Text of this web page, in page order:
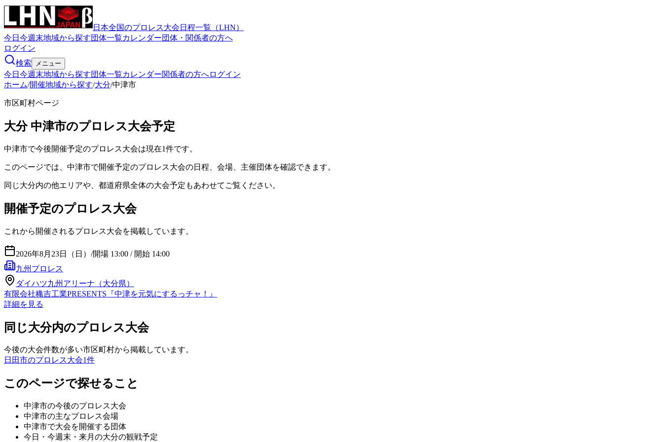
日本全国のプロレス大会日程一覧（LHN）
今日 今週末地域から探す団体一覧カレンダー団体・関係者の方へ
ログイン
検索
メニュー
今日 今週末地域から探す団体一覧カレンダー関係者の方へログイン
ホーム/開催地域から探す/大分/中津市
市区町村ページ
大分 中津市のプロレス大会予定
中津市で今後開催予定のプロレス大会は現在1件です。
このページでは、中津市で開催予定のプロレス大会の日程、会場、主催団体を確認できます。
同じ大分内の他エリアや、都道府県全体の大会予定もあわせてご覧ください。
開催予定のプロレス大会
これから開催されるプロレス大会を掲載しています。
2026年8月23日（日） /開場 13:00 / 開始 14:00
九州プロレス
ダイハツ九州アリーナ（大分県）
有限会社穐吉工業PRESENTS『中津を元気にするっチャ！』
詳細を見る
同じ大分内のプロレス大会
今後の大会件数が多い市区町村から掲載しています。
日田市のプロレス大会1件
このページで探せること
中津市の今後のプロレス大会
中津市の主なプロレス会場
中津市で大会を開催する団体
今日・今週末・来月の大分の観戦予定